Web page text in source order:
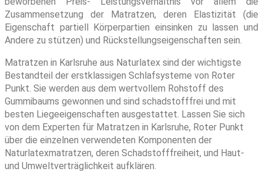
Zusammensetzung der Matratzen, deren Elastizität (die
Eigenschaft partiell Körperpartien einsinken zu lassen und
Andere zu stützen) und Rückstellungseigenschaften sein.
Matratzen in Karlsruhe aus Naturlatex sind der wichtigste
Bestandteil der erstklassigen Schlafsysteme von Roter
Punkt. Sie werden aus dem wertvollem Rohstoff des
Gummibaums gewonnen und sind schadstofffrei und mit
besten Liegeeigenschaften ausgestattet. Lassen Sie sich
von dem Experten für Matratzen in Karlsruhe, Roter Punkt
über die einzelnen verwendeten Komponenten der
Naturlatexmatratzen, deren Schadstofffreiheit, und Haut-
und Umweltverträglichkeit aufklären.